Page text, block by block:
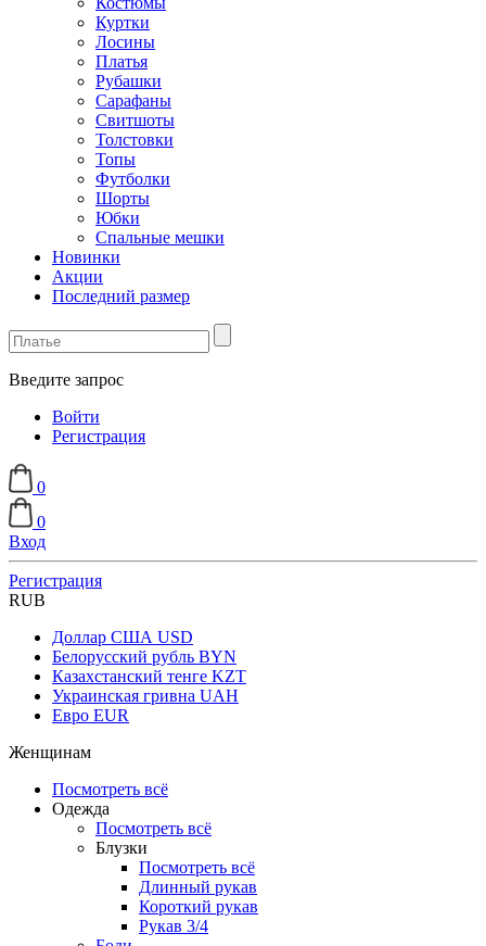
Куртки
Лосины
Платья
Рубашки
Сарафаны
Свитшоты
Толстовки
Топы
Футболки
Шорты
Юбки
Спальные мешки
Новинки
Акции
Последний размер
Введите запрос
Войти
Регистрация
0
0
Вход
Регистрация
RUB
Доллар США USD
Белорусский рубль BYN
Казахстанский тенге KZT
Украинская гривна UAH
Евро EUR
Женщинам
Посмотреть всё
Одежда
Посмотреть всё
Блузки
Посмотреть всё
Длинный рукав
Короткий рукав
Рукав 3/4